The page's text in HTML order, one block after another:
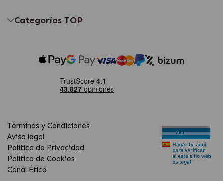
Categorías TOP
Términos y Condiciones
Aviso legal
Política de Privacidad
Política de Cookies
Canal Ético